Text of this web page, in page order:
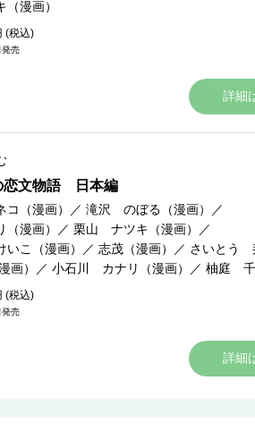
漫画）
(税込)
売
詳細
恋文物語 日本編
（漫画） ／ 滝沢 のぼる（漫画）
／
漫画）
／ 栗山 ナツキ（漫画）
／
こ（漫画）
／ 志茂（漫画） ／ さいとう
画） ／ 小石川 カナリ（漫画） ／ 柚庭 千
(税込)
売
詳細